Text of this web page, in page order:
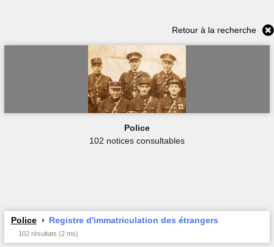
Retour à la recherche
Police
102 notices consultables
Police Registre d'immatriculation des étrangers
102 résultats (2 ms)